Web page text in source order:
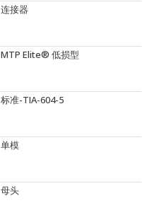
连接器
MTP Elite® 低损型
标准-TIA-604-5
单模
母头